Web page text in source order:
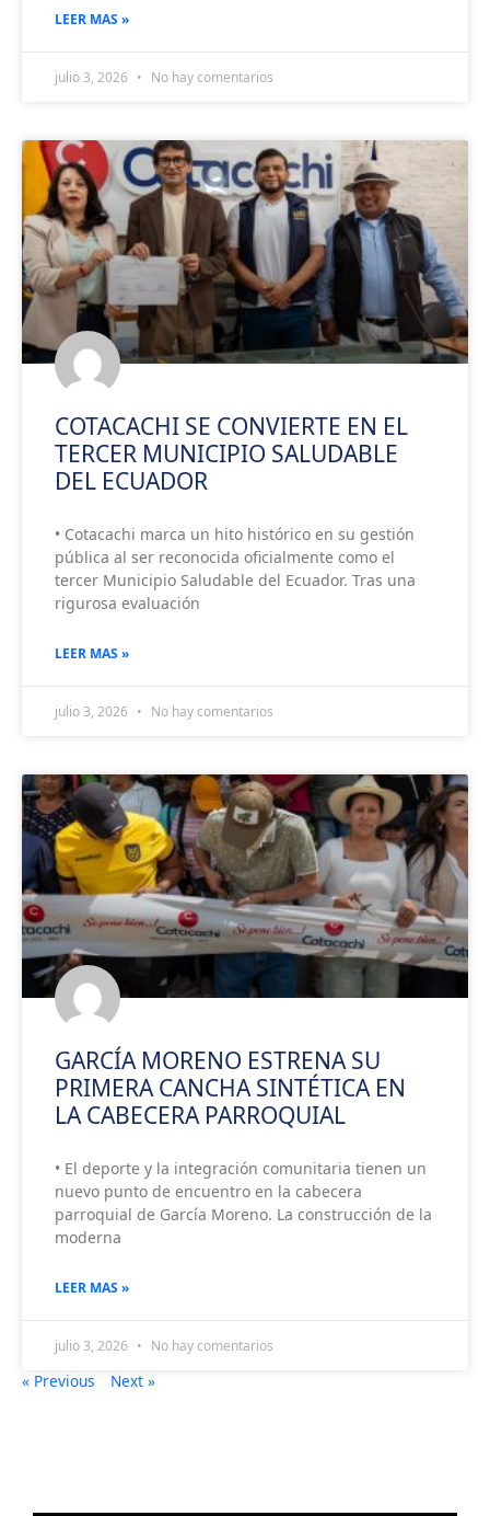
LEER MAS »
julio 3, 2026 No hay comentarios
COTACACHI SE CONVIERTE EN EL
TERCER MUNICIPIO SALUDABLE
DEL ECUADOR
• Cotacachi marca un hito histórico en su gestión
pública al ser reconocida oficialmente como el
tercer Municipio Saludable del Ecuador. Tras una
rigurosa evaluación
LEER MAS »
julio 3, 2026 No hay comentarios
GARCÍA MORENO ESTRENA SU
PRIMERA CANCHA SINTÉTICA EN
LA CABECERA PARROQUIAL
• El deporte y la integración comunitaria tienen un
nuevo punto de encuentro en la cabecera
parroquial de García Moreno. La construcción de la
moderna
LEER MAS »
julio 3, 2026 No hay comentarios
« Previous Next »